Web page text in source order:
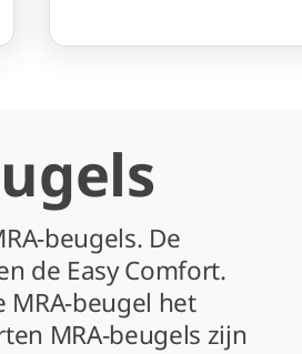
beugels. De
de Easy Comfort.
beugel het
MRA-beugels zijn